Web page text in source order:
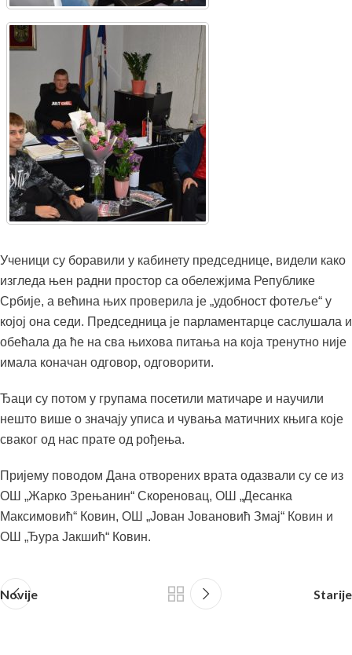
Ученици су боравили у кабинету председнице, видели како
изгледа њен радни простор са обележјима Републике
Србије, а већина њих проверила је „удобност фотеље“ у
којој она седи. Председница је парламентарце саслушала и
обећала да ће на сва њихова питања на која тренутно није
имала коначан одговор, одговорити.
Ђаци су потом у групама посетили матичаре и научили
нешто више о значају уписа и чувања матичних књига које
сваког од нас прате од рођења.
Пријему поводом Дана отворених врата одазвали су се из
ОШ „Жарко Зрењанин“ Скореновац, ОШ „Десанка
Максимовић“ Ковин, ОШ „Јован Јовановић Змај“ Ковин и
ОШ „Ђура Јакшић“ Ковин.
Novije Starije